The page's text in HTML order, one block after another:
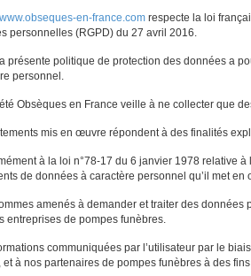
www.obseques-en-france.com respecte la loi
personnelles (RGPD) du 27 avril 2016.
présente politique de protection des données a
personnel.
Obsèques en France veille à ne collecter que
mis en œuvre répondent à des finalités
à la loi n°78-17 du 6 janvier 1978 relative
de données à caractère personnel qu’il met en
amenés à demander et traiter des
entreprises de pompes funèbres.
communiquées par l’utilisateur par le
et à nos partenaires de pompes funèbres à des